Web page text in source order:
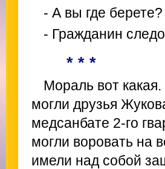
- А вы где берете?
- Гражданин
* * *
Мораль вот
могли друзья
медсанбате 2-го
могли воровать на
имели над собой